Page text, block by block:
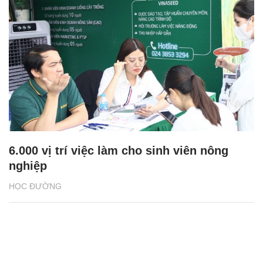
HỌC ĐƯỜNG
6.000 vị trí việc làm cho sinh viên nông
nghiệp